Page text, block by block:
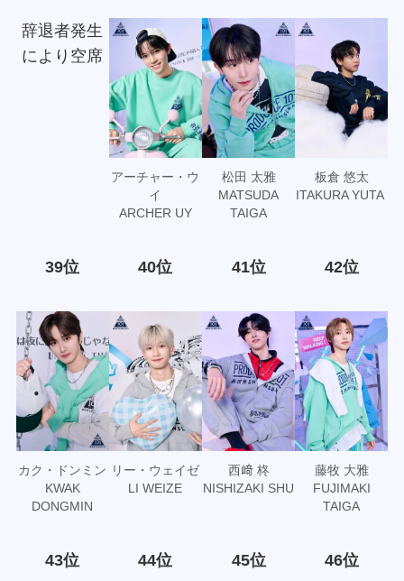
辞退者発生
により空席
アーチャー・ウ
イ
ARCHER UY
松田 太雅
MATSUDA
TAIGA
板倉 悠太
ITAKURA YUTA
39位 40位 41位 42位
カク・ドンミン
KWAK
DONGMIN
リー・ウェイゼ
LI WEIZE
西﨑 柊
NISHIZAKI SHU
藤牧 大雅
FUJIMAKI
TAIGA
43位 44位 45位 46位